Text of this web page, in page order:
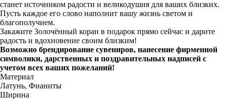
станет источником радости и великодушия для ваших близких.
Пусть каждое его слово наполнит вашу жизнь светом и
благополучием.
Закажите Золочённый коран в подарок прямо сейчас и дарите
радость и вдохновение своим близким!
Возможно брендирование сувениров, нанесение фирменной
символики, дарственных и поздравительных надписей с
учетом всех ваших пожеланий!
Материал
Латунь, Фианиты
Ширина